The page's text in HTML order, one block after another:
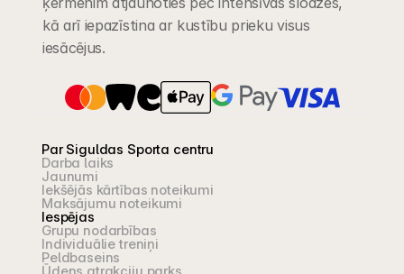
kā arī iepazīstina ar kustību prieku visus
iesācējus.
Par Siguldas Sporta centru
Darba laiks
Jaunumi
Iekšējās kārtības noteikumi
Maksājumu noteikumi
Iespējas
Grupu nodarbības
Individuālie treniņi
Peldbaseins